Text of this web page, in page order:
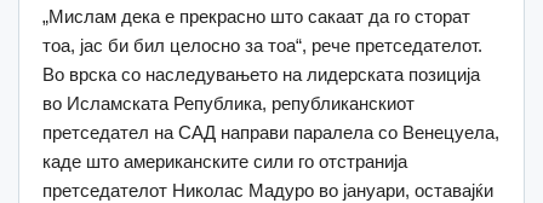
„Мислам дека е прекрасно што сакаат да го сторат
тоа, јас би бил целосно за тоа“, рече претседателот.
Во врска со наследувањето на лидерската позиција
во Исламската Република, републиканскиот
претседател на САД направи паралела со Венецуела,
каде што американските сили го отстранија
претседателот Николас Мадуро во јануари, оставајќи